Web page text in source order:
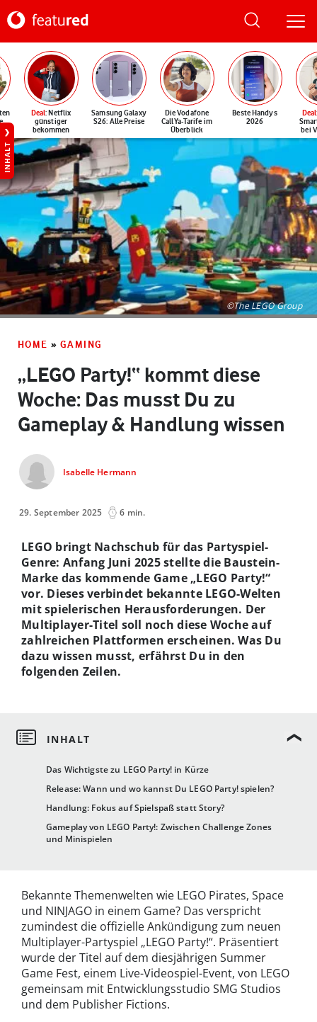
Deal: Netflix
günstiger
bekommen
Samsung Galaxy
S26: Alle Preise
Die Vodafone
CallYa-Tarife im
Überblick
Beste Handys
2026
Deal
bei
INHALT
©The LEGO Group
HOME » GAMING
„LEGO Party!“ kommt diese
Woche: Das musst Du zu
Gameplay & Handlung wissen
Isabelle Hermann
29. September 2025 6 min.
Das Wichtigste zu LEGO Party! in Kürze
Release: Wann und wo kannst Du LEGO Party! spielen?
Handlung: Fokus auf Spielspaß statt Story?
Gameplay von LEGO Party!: Zwischen Challenge Zones
und Minispielen
LEGO bringt Nachschub für das Partyspiel-
Genre: Anfang Juni 2025 stellte die Baustein-
Marke das kommende Game „LEGO Party!“
vor. Dieses verbindet bekannte LEGO-Welten
mit spielerischen Herausforderungen. Der
Multiplayer-Titel soll noch diese Woche auf
zahlreichen Plattformen erscheinen. Was Du
dazu wissen musst, erfährst Du in den
folgenden Zeilen.
Bekannte Themenwelten wie LEGO Pirates, Space
und NINJAGO in einem Game? Das verspricht
zumindest die offizielle Ankündigung zum neuen
Multiplayer-Partyspiel „LEGO Party!“. Präsentiert
wurde der Titel auf dem diesjährigen Summer
Game Fest, einem Live-Videospiel-Event, von LEGO
gemeinsam mit Entwicklungsstudio SMG Studios
und dem Publisher Fictions.